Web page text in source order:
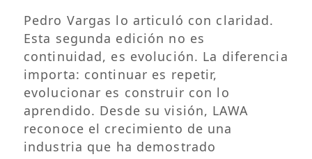
Pedro Vargas lo articuló con claridad.
Esta segunda edición no es
continuidad, es evolución. La diferencia
importa: continuar es repetir,
evolucionar es construir con lo
aprendido. Desde su visión, LAWA
reconoce el crecimiento de una
industria que ha demostrado